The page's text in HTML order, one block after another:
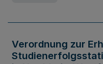
Verordnung zur